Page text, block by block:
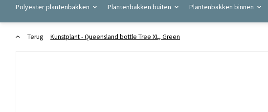
Polyester plantenbakken Plantenbakken buiten Plantenbakken binnen
Terug Kunstplant - Queensland bottle Tree XL, Green